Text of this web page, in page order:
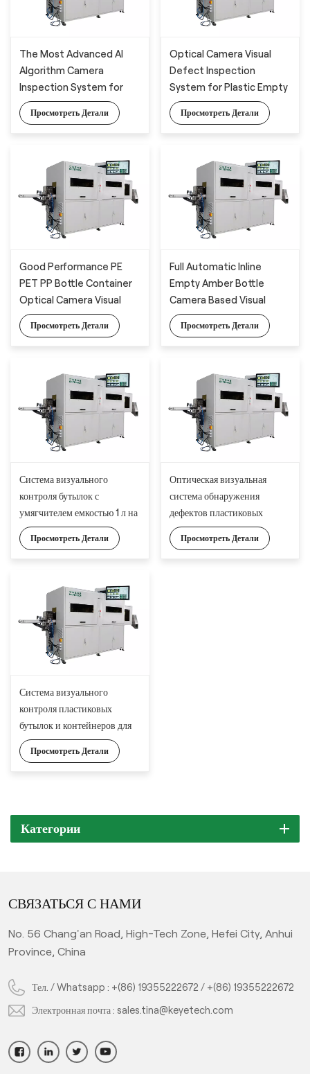
The Most Advanced AI
Algorithm Camera
Inspection System for
Plastic Bottle Appearance
Defects Detection
Просмотреть Детали
Optical Camera Visual
Defect Inspection
System for Plastic Empty
Bottle and Container
Просмотреть Детали
Good Performance PE
PET PP Bottle Container
Optical Camera Visual
Defect Detection
System
Просмотреть Детали
Full Automatic Inline
Empty Amber Bottle
Camera Based Visual
Inspection System for
Appearance Detection
Просмотреть Детали
Система визуального
контроля бутылок с
умягчителем емкостью 1 л на
базе искусственного
интеллекта для точного
Просмотреть Детали
Оптическая визуальная
система обнаружения
дефектов пластиковых
бутылок и контейнеров
Просмотреть Детали
Система визуального
контроля пластиковых
бутылок и контейнеров для
контроля качества
Просмотреть Детали
Категории
СВЯЗАТЬСЯ С НАМИ
No. 56 Chang'an Road, High-Tech Zone, Hefei City, Anhui
Province, China
Тел. / Whatsapp : +(86) 19355222672 / +(86) 19355222672
Электронная почта :sales.tina@keyetech.com